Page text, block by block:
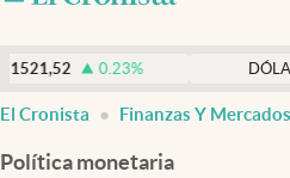
0.23% DÓLAR BNA $
El Cronista Finanzas Y Mercados
Política monetaria